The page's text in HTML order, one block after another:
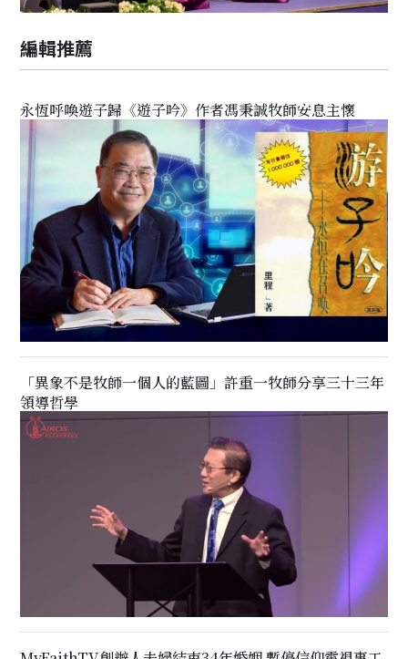
編輯推薦
永恆呼喚遊子歸《遊子吟》作者馮秉誠牧師安息主懷
「異象不是牧師一個人的藍圖」許重一牧師分享三十三年
領導哲學